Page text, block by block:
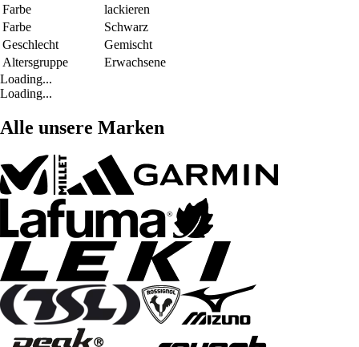
Farbe
lackieren
Farbe
Schwarz
Geschlecht
Gemischt
Altersgruppe
Erwachsene
Loading...
Loading...
Alle unsere Marken